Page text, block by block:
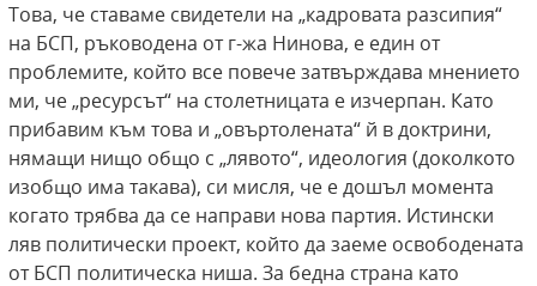
Това, че ставаме свидетели на „кадровата разсипия“
на БСП, ръководена от г-жа Нинова, е един от
проблемите, който все повече затвърждава мнението
ми, че „ресурсът“ на столетницата е изчерпан. Като
прибавим към това и „овъртолената“ й в доктрини,
нямащи нищо общо с „лявото“, идеология (доколкото
изобщо има такава), си мисля, че е дошъл момента
когато трябва да се направи нова партия. Истински
ляв политически проект, който да заеме освободената
от БСП политическа ниша. За бедна страна като